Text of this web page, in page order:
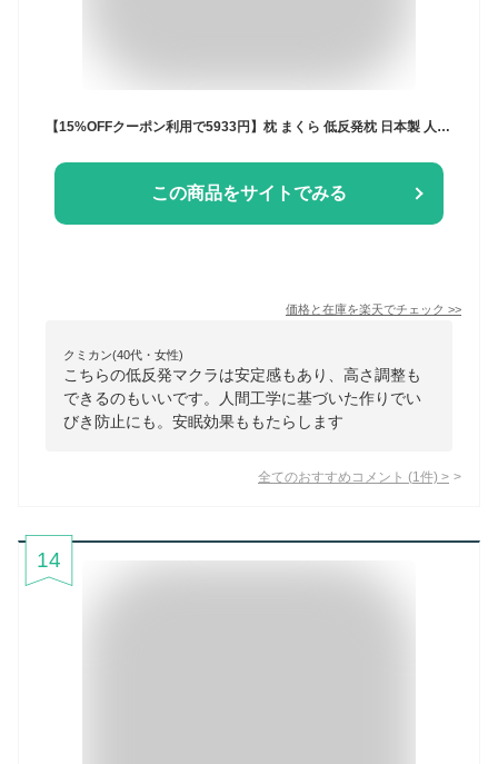
【15%OFFクーポン利用で5933円】枕 まくら 低反発枕 日本製 人間工学枕 いびき防止 枕 肩こり 首こり 凹型の中空設計 頭が安定し 高さ調整可能 マクラ 低め 横向き寝 うつ伏せ 安眠枕 仰向け53x35cm 送料無料
この商品をサイトでみる
価格と在庫を楽天でチェック >>
クミカン(40代・女性)
こちらの低反発マクラは安定感もあり、高さ調整も
できるのもいいです。人間工学に基づいた作りでい
びき防止にも。安眠効果ももたらします
全てのおすすめコメント (1 件) >
14